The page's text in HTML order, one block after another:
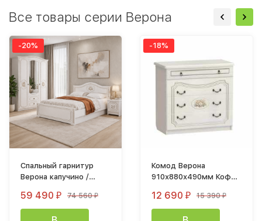
Все товары серии Верона
-20%
Спальный гарнитур
Верона капучино /
59 490 ₽ 74 560₽
-18%
Комод Верона
910х880х490мм Кофе
12 690 ₽ 15 390₽